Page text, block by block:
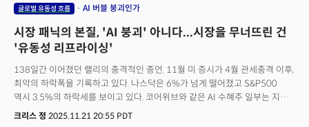
글로벌 유동성 흐름 AI 버블 붕괴인가
시장 패닉의 본질, 'AI 붕괴' 아니다...시장을 무너뜨린 건
'유동성 리프라이싱'
138일간 이어졌던 랠리의 충격적인 종언. 11월 미 증시가 4월 관세충격 이후,
최악의 하락폭을 기록하고 있다. 나스닥은 6%가 넘게 떨어졌고 S&P500
역시 3.5%의 하락세를 보이고 있다. 코어위브와 같은 AI 수혜주 일부는 지난
몇 주 동안 주가의 3분의 1이 사라지는 등 폭락장에 가까운 하락세로 AI
크리스 정 2025.11.21 20:55 PDT